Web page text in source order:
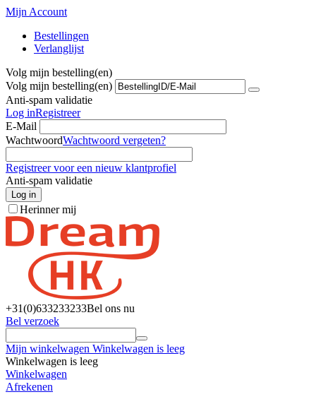
Mijn Account
Bestellingen
Verlanglijst
Volg mijn bestelling(en)
Volg mijn bestelling(en)
Anti-spam validatie
Log inRegistreer
E-Mail
WachtwoordWachtwoord vergeten?
Registreer voor een nieuw klantprofiel
Anti-spam validatie
Log in
Herinner mij
+31(0)633233233Bel ons nu
Bel verzoek
Mijn winkelwagen Winkelwagen is leeg
Winkelwagen is leeg
Winkelwagen
Afrekenen